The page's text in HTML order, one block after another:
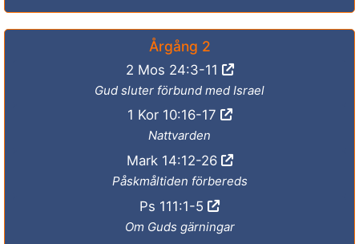
Årgång 2
2 Mos 24:3-11
Gud sluter förbund med Israel
1 Kor 10:16-17
Nattvarden
Mark 14:12-26
Påskmåltiden förbereds
Ps 111:1-5
Om Guds gärningar